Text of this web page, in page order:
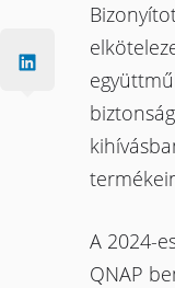
A 2024-
QNAP